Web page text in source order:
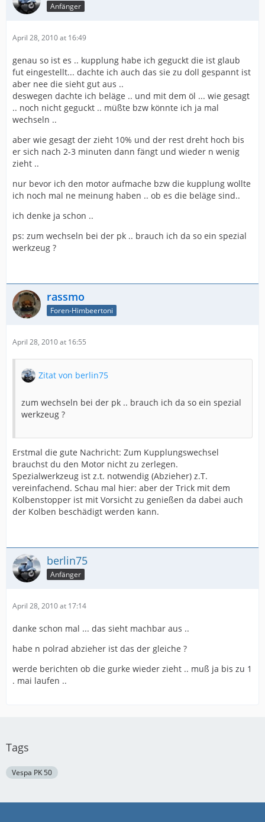
Anfänger
April 28, 2010 at 16:49
genau so ist es .. kupplung habe ich geguckt die ist glaub
fut eingestellt... dachte ich auch das sie zu doll gespannt ist
aber nee die sieht gut aus ..
deswegen dachte ich beläge .. und mit dem öl ... wie gesagt
.. noch nicht geguckt .. müßte bzw könnte ich ja mal
wechseln ..
aber wie gesagt der zieht 10% und der rest dreht hoch bis
er sich nach 2-3 minuten dann fängt und wieder n wenig
zieht ..
nur bevor ich den motor aufmache bzw die kupplung wollte
ich noch mal ne meinung haben .. ob es die beläge sind..
ich denke ja schon ..
ps: zum wechseln bei der pk .. brauch ich da so ein spezial
werkzeug ?
rassmo
Foren-Himbeertoni
April 28, 2010 at 16:55
Zitat von berlin75
zum wechseln bei der pk .. brauch ich da so ein spezial
werkzeug ?
Erstmal die gute Nachricht: Zum Kupplungswechsel
brauchst du den Motor nicht zu zerlegen.
Spezialwerkzeug ist z.t. notwendig (Abzieher) z.T.
vereinfachend. Schau mal hier: aber der Trick mit dem
Kolbenstopper ist mit Vorsicht zu genießen da dabei auch
der Kolben beschädigt werden kann.
berlin75
Anfänger
April 28, 2010 at 17:14
danke schon mal ... das sieht machbar aus ..
habe n polrad abzieher ist das der gleiche ?
werde berichten ob die gurke wieder zieht .. muß ja bis zu 1
. mai laufen ..
Tags
Vespa PK 50